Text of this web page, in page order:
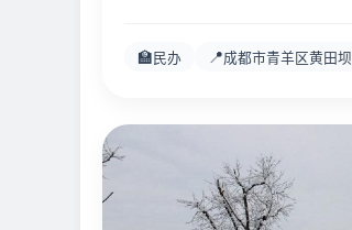
🏫 民办 📍成都市青羊区黄田坝